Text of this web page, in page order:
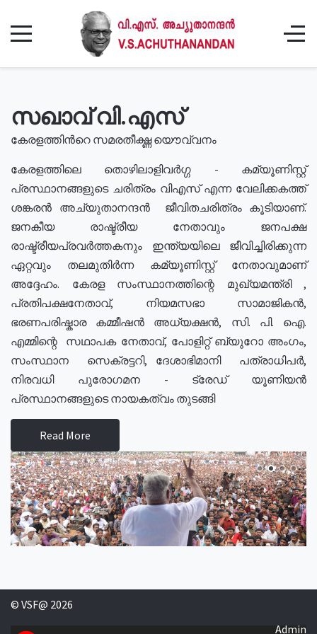
സഖാവ് വി.എസ്
കേരളത്തിൻറെ സമരതീക്ഷ്ണ യൌവ്വനം
കേരളത്തിലെ തൊഴിലാളിവർഗ്ഗ - കമ്യൂണിസ്റ്റ്
പ്രസ്ഥാനങ്ങളുടെ ചരിത്രം വിഎസ് എന്ന വേലിക്കകത്ത്
ശങ്കരൻ അച്യുതാനന്ദൻ ജീവിതചരിത്രം കൂടിയാണ്.
ജനകീയ രാഷ്ട്രീയ നേതാവും ജനപക്ഷ
രാഷ്ട്രീയപ്രവർത്തകനും ഇന്ത്യയിലെ ജീവിച്ചിരിക്കുന്ന
ഏറ്റവും തലമുതിർന്ന കമ്യൂണിസ്റ്റ് നേതാവുമാണ്
അദ്ദേഹം. കേരള സംസ്ഥാനത്തിന്റെ മുഖ്യമന്ത്രി ,
പ്രതിപക്ഷനേതാവ്, നിയമസഭാ സാമാജികൻ,
ഭരണപരിഷ്കാര കമ്മീഷൻ അധ്യക്ഷൻ, സി. പി. ഐ.
എമ്മിന്റെ സഥാപക നേതാവ്, പോളിറ്റ് ബ്യുറോ അംഗം,
സംസ്ഥാന സെക്രട്ടറി, ദേശാഭിമാനി പത്രാധിപർ,
നിരവധി പുരോഗമന - ട്രേഡ് യൂണിയൻ
പ്രസ്ഥാനങ്ങളുടെ നായകത്വം തുടങ്ങി
Read More
© VSF@ 2026
Admin